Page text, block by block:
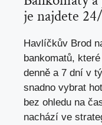
je najdete
Havlíčkův Brod
bankomatů,
denně a 7 dní v
snadno vybrat
bez ohledu na
nachází ve